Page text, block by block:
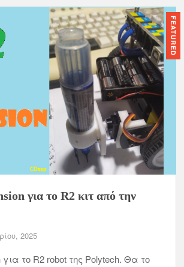
FEATURED
για το R2 κιτ από την
2025
για το R2 robot της Polytech. Θα το